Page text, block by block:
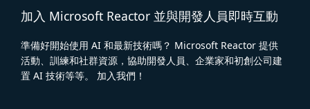
加入 Microsoft Reactor 並與開發人員即時互動
準備好開始使用 AI 和最新技術嗎？ Microsoft Reactor 提供
活動、訓練和社群資源，協助開發人員、企業家和初創公司建
置 AI 技術等等。 加入我們！